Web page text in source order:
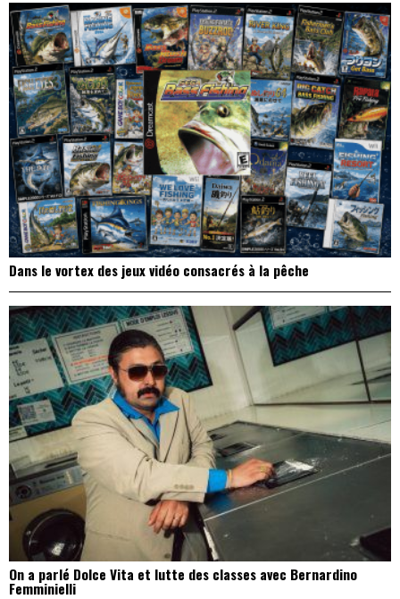
Dans le vortex des jeux vidéo consacrés à la pêche
On a parlé Dolce Vita et lutte des classes avec Bernardino
Femminielli